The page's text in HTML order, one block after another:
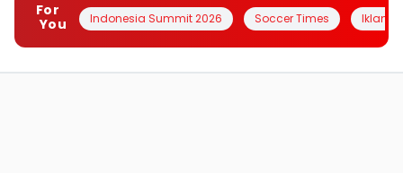
For
You
Indonesia Summit 2026 Soccer Times Iklanin